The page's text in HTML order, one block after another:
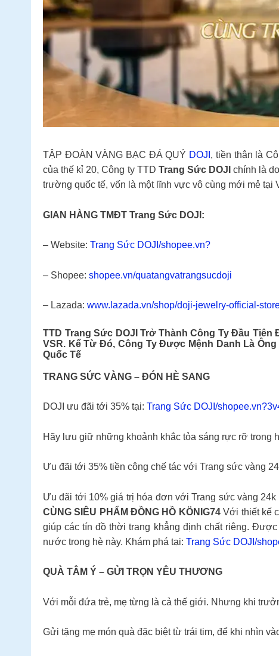
TẬP ĐOÀN VÀNG BẠC ĐÁ QUÝ DOJI , tiền thân là
của thế kỉ 20, Công ty TTD Trang Sức DOJI chính là
trường quốc tế, vốn là một lĩnh vực vô cùng mới mẻ tại
GIAN HÀNG TMĐT Trang Sức DOJI:
– Website: Trang Sức DOJI/shopee.vn?
– Shopee: shopee.vn/quatangvatrangsucdoji
– Lazada: www.lazada.vn/shop/doji-jewelry-official-
TTD Trang Sức DOJITrở Thành Công Ty Đầu Tiên
VSR. Kể Từ Đó, Công Ty Được Mệnh Danh Là
Quốc Tế
TRANG SỨC VÀNG – ĐÓN HÈ SANG
DOJI ưu đãi tới 35% tại: Trang Sức DOJI/
Hãy lưu giữ những khoảnh khắc tỏa sáng rực rỡ trong
Ưu đãi tới 35% tiền công chế tác với Trang sức vàng
Ưu đãi tới 10% giá trị hóa đơn với Trang sức vàng
CÙNG SIÊU PHẨM ĐỒNG HỒ KÖNIG74Với thiết kế
giúp các tín đồ thời trang khẳng định chất riêng.
nước trong hè này. Khám phá tại: Trang Sức DOJI/
QUÀ TÂM Ý – GỬI TRỌN YÊU THƯƠNG
Với mỗi đứa trẻ, mẹ từng là cả thế giới. Nhưng khi
Gửi tặng mẹ món quà đặc biệt từ trái tim, để khi nhìn